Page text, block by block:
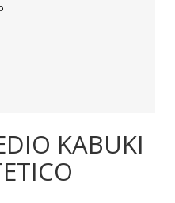
KABUKI